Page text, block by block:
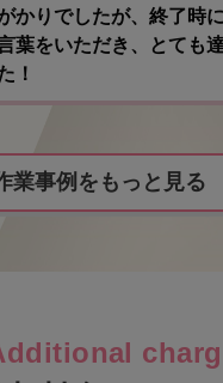
かりでしたが、終了時
葉をいただき、とても
！
業事例をもっと見る